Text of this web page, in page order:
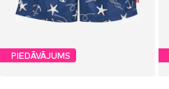
PIEDĀVĀJUMS